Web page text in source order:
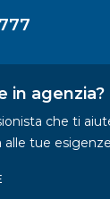
in agenzia?
che ti
alle tue